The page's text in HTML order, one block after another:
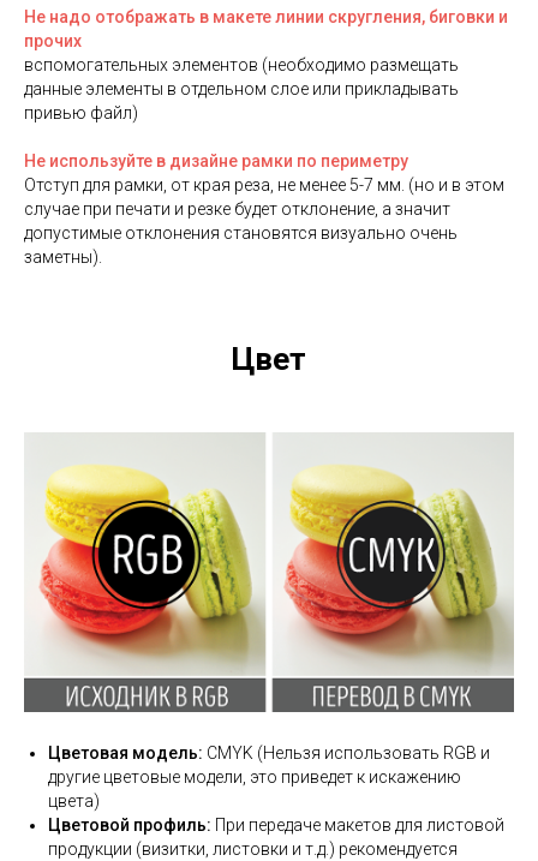
Не надо отображать в макете линии скругления, биговки и
прочих
вспомогательных элементов (необходимо размещать
данные элементы в отдельном слое или прикладывать
привью файл)
Не используйте в дизайне рамки по периметру
Отступ для рамки, от края реза, не менее 5-7 мм. (но и в этом
случае при печати и резке будет отклонение, а значит
допустимые отклонения становятся визуально очень
заметны).
Цвет
Цветовая модель: CMYK (Нельзя использовать RGB и
другие цветовые модели, это приведет к искажению
цвета)
Цветовой профиль: При передаче макетов для листовой
продукции (визитки, листовки и т.д.) рекомендуется